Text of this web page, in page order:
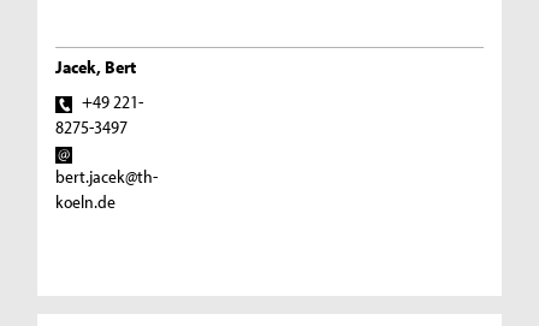
Jacek, Bert
+49 221-
8275-3497
bert.jacek@th-
koeln.de